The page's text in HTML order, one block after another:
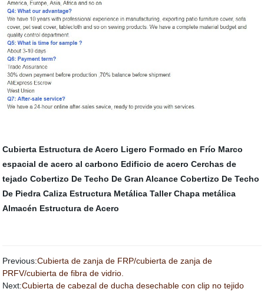
Cubierta Estructura de Acero Ligero Formado en Frío Marco
espacial de acero al carbono Edificio de acero Cerchas de
tejado Cobertizo De Techo De Gran Alcance Cobertizo De Techo
De Piedra Caliza Estructura Metálica Taller Chapa metálica
Almacén Estructura de Acero
Previous:Cubierta de zanja de FRP/cubierta de zanja de
PRFV/cubierta de fibra de vidrio.
Next:Cubierta de cabezal de ducha desechable con clip no tejido